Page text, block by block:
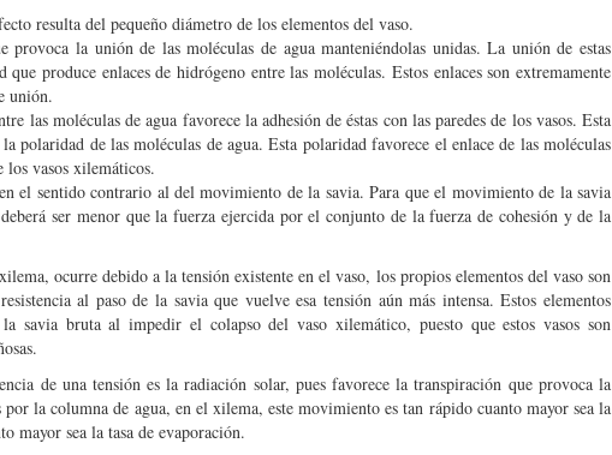
resulta del pequeño diámetro de los elementos del vaso.
provoca la unión de las moléculas de agua manteniéndolas unidas. La unión de estas
que produce enlaces de hidrógeno entre las moléculas. Estos enlaces son extremamente
unión.
las moléculas de agua favorece la adhesión de éstas con las paredes de los vasos. Esta
polaridad de las moléculas de agua. Esta polaridad favorece el enlace de las moléculas
los vasos xilemáticos.
el sentido contrario al del movimiento de la savia. Para que el movimiento de la savia
ser menor que la fuerza ejercida por el conjunto de la fuerza de cohesión y de la
ocurre debido a la tensión existente en el vaso, los propios elementos del vaso son
al paso de la savia que vuelve esa tensión aún más intensa. Estos elementos
savia bruta al impedir el colapso del vaso xilemático, puesto que estos vasos son
de una tensión es la radiación solar, pues favorece la transpiración que provoca la
por la columna de agua, en el xilema, este movimiento es tan rápido cuanto mayor sea la
mayor sea la tasa de evaporación.